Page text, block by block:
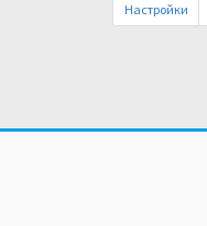
Настройки